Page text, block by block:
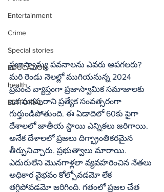
Entertainment
Crime
Special stories
EDUCATION
health
EDITORIAL
ప్రజాస్వామ్య పవనాలను ఎవరు ఆపగలరు?
మరి రెండు నెలల్లో ముగియనున్న 2024
ప్రపంచ వ్యాప్తంగా ప్రజాస్వామిక సమాజాలకు
ఒక మరపురాని ప్రత్యేక సంవత్సరంగా
గుర్తుండిపోతుంది. ఈ ఏడాదిలో 60కు పైగా
దేశాలలో జాతీయ స్థాయి ఎన్నికలు జరిగాయి.
అనేక దేశాలలో ప్రజలు దిగ్భ్రాంతికరమైన
తీర్పునిచ్చారు. ప్రభుత్వాలు మారాయి.
ఎదురులేని మొనగాళ్లలా వ్యవహరించిన నేతలు
అధికార వైభవం కోల్పోవడమో లేక
తగ్గిపోవడమో జరిగింది. గతంలో ప్రజల చేత